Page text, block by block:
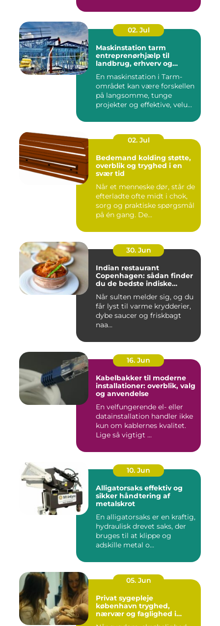
02. Jul
Maskinstation tarm
entreprenørhjælp til
landbrug, erhverv og
En maskinstation i Tarm-
området kan være forskellen
på langsomme, tunge
projekter og effektive, velu...
02. Jul
Bedemand kolding støtte,
overblik og tryghed i en
svær tid
Når et menneske dør, står de
efterladte ofte midt i chok,
sorg og praktiske spørgsmål
på én gang. De...
30. Jun
Indian restaurant
Copenhagen: sådan finder
du de bedste indiske
Når sulten melder sig, og du
får lyst til varme krydderier,
dybe saucer og friskbagt
naa...
16. Jun
Kabelbakker til moderne
installationer: overblik, valg
og anvendelse
En velfungerende el- eller
datainstallation handler ikke
kun om kablernes kvalitet.
Lige så vigtigt ...
10. Jun
Alligatorsaks effektiv og
sikker håndtering af
metalskrot
En alligatorsaks er en kraftig,
hydraulisk drevet saks, der
bruges til at klippe og
adskille metal o...
05. Jun
Privat sygepleje
københavn tryghed,
nærvær og faglighed i